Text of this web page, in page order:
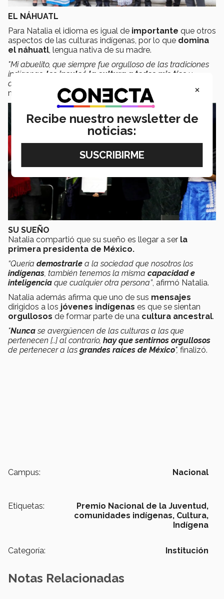
EL NÁHUATL
Para Natalia el idioma es igual de importante que otros
aspectos de las culturas indígenas, por lo que domina
el náhuatl, lengua nativa de su madre.
"Mi abuelito, que siempre fue orgulloso de las tradiciones
indígenas, les inculcó la cultura a todos mis tíos y
afortunadamente
mencionó.
SU SUEÑO
Natalia compartió que su sueño es llegar a ser la
primera presidenta de México.
“Quería demostrarle a la sociedad que nosotros los
indígenas, también tenemos la misma capacidad e
inteligencia que cualquier otra persona”, afirmó Natalia.
Natalia además afirma que uno de sus mensajes
dirigidos a los jóvenes indígenas es que se sientan
orgullosos de formar parte de una cultura ancestral.
"Nuncase avergüencen de las culturas a las que
pertenecen [..] al contrario, hay que sentirnos orgullosos
de pertenecer a las grandes raíces de México", finalizó.
Campus: Nacional
Etiquetas:
Premio Nacional de la Juventud,
comunidades indígenas, Cultura,
Indígena
Categoría: Institución
Notas Relacionadas
×
Recibe nuestro newsletter de
noticias: